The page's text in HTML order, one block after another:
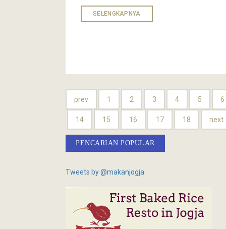
SELENGKAPNYA
prev 1 2 3 4 5 6
14 15 16 17 18 next
PENCARIAN POPULAR
Tweets by @makanjogja